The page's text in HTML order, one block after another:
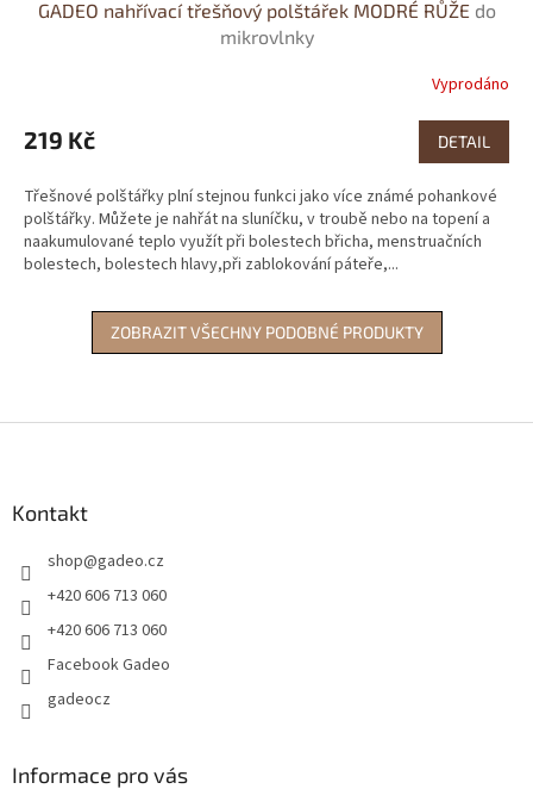
GADEO nahřívací třešňový polštářek MODRÉ RŮŽE do
mikrovlnky
produktu
je
z
5
hvězdiček.
Vyprodáno
219 Kč DETAIL
Třešnové polštářky plní stejnou funkci jako více známé pohankové
polštářky. Můžete je nahřát na sluníčku, v troubě nebo na topení a
naakumulované teplo využít při bolestech břicha, menstruačních
bolestech, bolestech hlavy,při zablokování páteře,...
ZOBRAZIT VŠECHNY PODOBNÉ PRODUKTY
Kontakt
shop@gadeo.cz
+420 606 713 060
+420 606 713 060
Facebook Gadeo
gadeocz
Informace pro vás